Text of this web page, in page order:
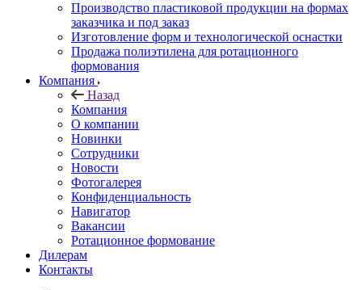
Производство пластиковой продукции на формах
заказчика и под заказ
Изготовление форм и технологической оснастки
Продажа полиэтилена для ротационного
формования
Компания
Назад
Компания
О компании
Новинки
Сотрудники
Новости
Фотогалерея
Конфиденциальность
Навигатор
Вакансии
Ротационное формование
Дилерам
Контакты